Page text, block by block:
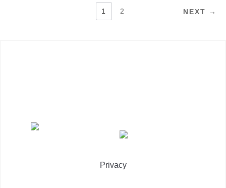
NAVIGAZIONE1 2 NEXT →
Privacy